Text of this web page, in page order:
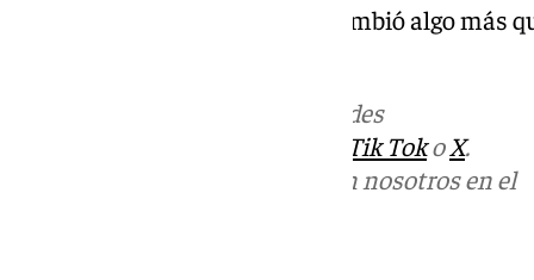
Y es que Operación Triunfo 1 cambió algo más
en las redes
Tik TokoX.
Puedes ponerte en contacto con nosotros en el